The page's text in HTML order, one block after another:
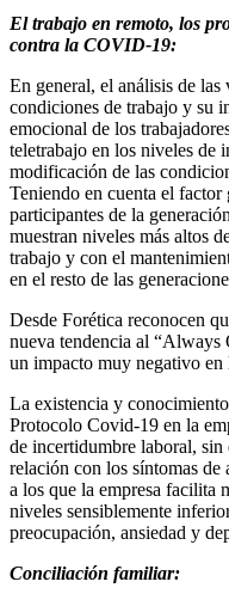
El trabajo en remoto, los
contra la COVID-19:
En general, el análisis de las
condiciones de trabajo y su
emocional de los
teletrabajo en los niveles de
modificación de las
Teniendo en cuenta el factor
participantes de la
muestran niveles más altos
trabajo y con el
en el resto de las
Desde Forética reconocen
nueva tendencia al “Always
un impacto muy negativo en
La existencia y
Protocolo Covid-19 en la
de incertidumbre laboral, sin
relación con los síntomas de
a los que la empresa facilita
niveles sensiblemente
preocupación, ansiedad y
Conciliación familiar: